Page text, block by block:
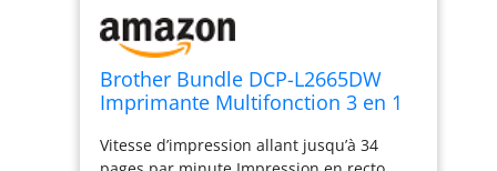
Brother Bundle DCP-L2665DW
Imprimante Multifonction 3 en 1
Noir et Blanc, WiFi et Ethernet +
Vitesse d’impression allant jusqu’à 34